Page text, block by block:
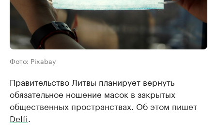
Фото: Pixabay
Правительство Литвы планирует вернуть
обязательное ношение масок в закрытых
общественных пространствах. Об этом пишет
Delfi.